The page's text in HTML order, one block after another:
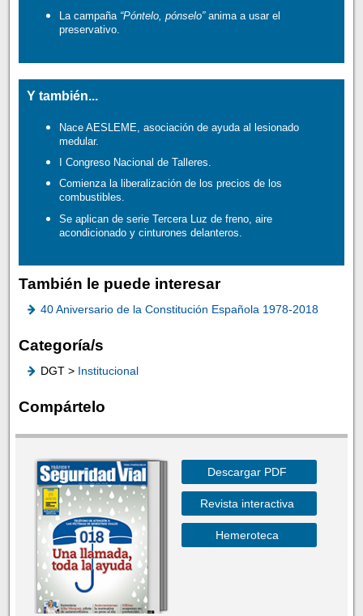
La campaña “Póntelo, pónselo”anima a usar el
preservativo.
Y también...
Nace AESLEME, asociación de ayuda al lesionado
medular.
I Congreso Nacional de Talleres.
Comienza la liberalización de los precios de los
combustibles.
Se aplican de serie Tercera Luz de freno, aire
acondicionado y cinturones delanteros.
También le puede interesar
40 Aniversario de la Constitución Española 1978-2018
Categoría/s
DGT > Institucional
Compártelo
Descargar PDF
Revista interactiva
Hemeroteca